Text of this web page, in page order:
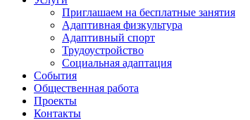
Приглашаем на бесплатные занятия
Адаптивная физкультура
Адаптивный спорт
Трудоустройство
Социальная адаптация
События
Общественная работа
Проекты
Контакты